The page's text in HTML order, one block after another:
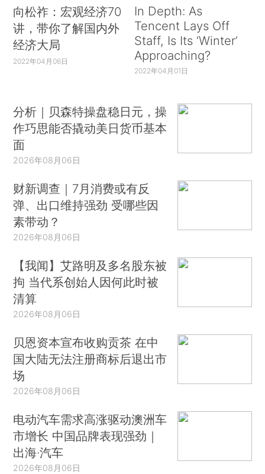
向松祚：宏观经济70
讲，带你了解国内外
经济大局
2022年04月06日
In Depth: As
Tencent Lays Off
Staff, Is Its ‘Winter’
Approaching?
2022年04月01日
分析｜贝森特操盘稳日元，操
作巧思能否撬动美日货币基本
面
2026年08月06日
财新调查｜7月消费或有反
弹、出口维持强劲 受哪些因
素带动？
2026年08月06日
【我闻】艾路明及多名股东被
拘 当代系创始人因何此时被
清算
2026年08月06日
贝恩资本宣布收购贡茶 在中
国大陆无法注册商标后退出市
场
2026年08月06日
电动汽车需求高涨驱动澳洲车
市增长 中国品牌表现强劲｜
出海·汽车
2026年08月06日